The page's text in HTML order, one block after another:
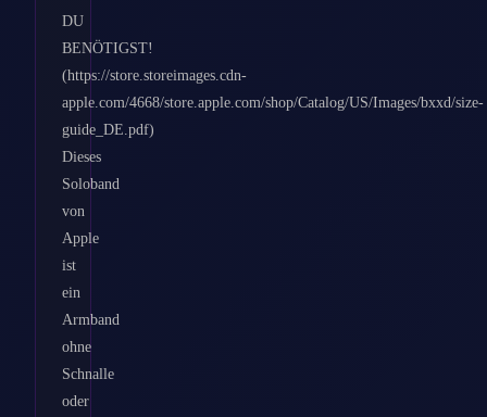
DU
BENÖTIGST!
(https://store.storeimages.cdn-
apple.com/4668/store.apple.com/shop/Catalog/US/Images/bxxd/size-
guide_DE.pdf)
Dieses
Soloband
von
Apple
ist
ein
Armband
ohne
Schnalle
oder